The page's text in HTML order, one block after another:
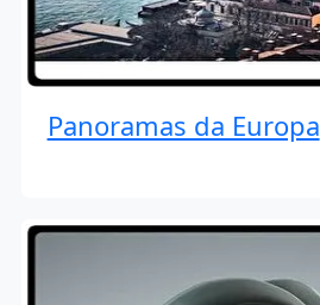
Panoramas da Europa